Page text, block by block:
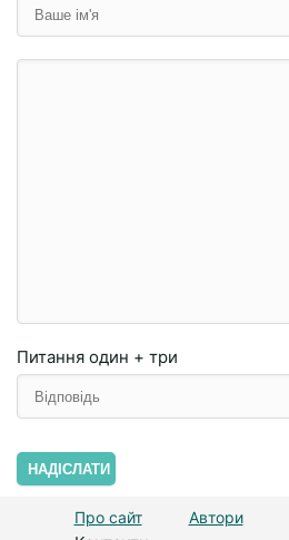
Питання один + три
НАДІСЛАТИ
Про сайт Автори